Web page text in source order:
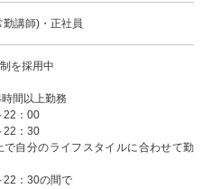
勤講師)・正社員
を採用中
間以上勤務
：00
：30
自分のライフスタイルに合わせて勤
：30の間で